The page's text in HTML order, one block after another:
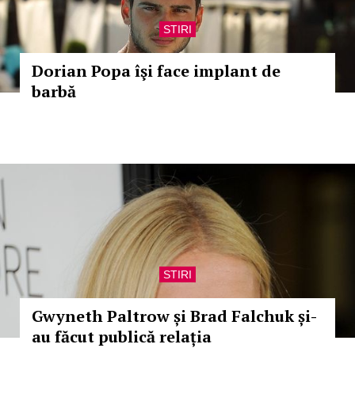
STIRI
Dorian Popa îşi face implant de
barbă
STIRI
Gwyneth Paltrow și Brad Falchuk și-
au făcut publică relația